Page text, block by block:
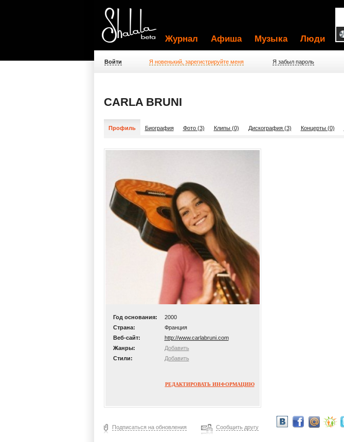
Журнал Афиша Музыка Люди
Войти Я новенький, зарегистрируйте меня Я забыл пароль
CARLA BRUNI
Профиль Биография Фото (3) Клипы (0) Дискография (3) Концерты (0)
Год основания:
2000
Страна:
Франция
Веб-сайт:
http://www.carlabruni.com
Жанры:
Добавить
Стили:
Добавить
РЕДАКТИРОВАТЬ ИНФОРМАЦИЮ
Подписаться на обновления Сообщить другу